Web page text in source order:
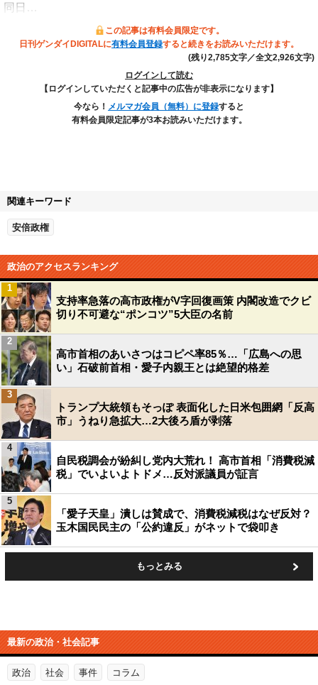
同日…
この記事は有料会員限定です。
日刊ゲンダイDIGITALに有料会員登録すると続きをお読みいただけます。
(残り2,785文字／全文2,926文字)
ログインして読む
【ログインしていただくと記事中の広告が非表示になります】
今なら！ メルマガ会員（無料）に登録すると
有料会員限定記事が3本お読みいただけます。
関連キーワード
安倍政権
政治のアクセスランキング
支持率急落の高市政権がV字回復画策 内閣改造でクビ
切り不可避な“ポンコツ”5大臣の名前
1
高市首相のあいさつはコピペ率85％…「広島への思
い」石破前首相・愛子内親王とは絶望的格差
2
トランプ大統領もそっぽ 表面化した日米包囲網「反高
市」うねり急拡大…2大後ろ盾が剥落
3
自民税調会が紛糾し党内大荒れ！ 高市首相「消費税減
税」でいよいよトドメ…反対派議員が証言
4
「愛子天皇」潰しは賛成で、消費税減税はなぜ反対？
玉木国民民主の「公約違反」がネットで袋叩き
5
もっとみる
最新の政治・社会記事
政治 社会 事件 コラム